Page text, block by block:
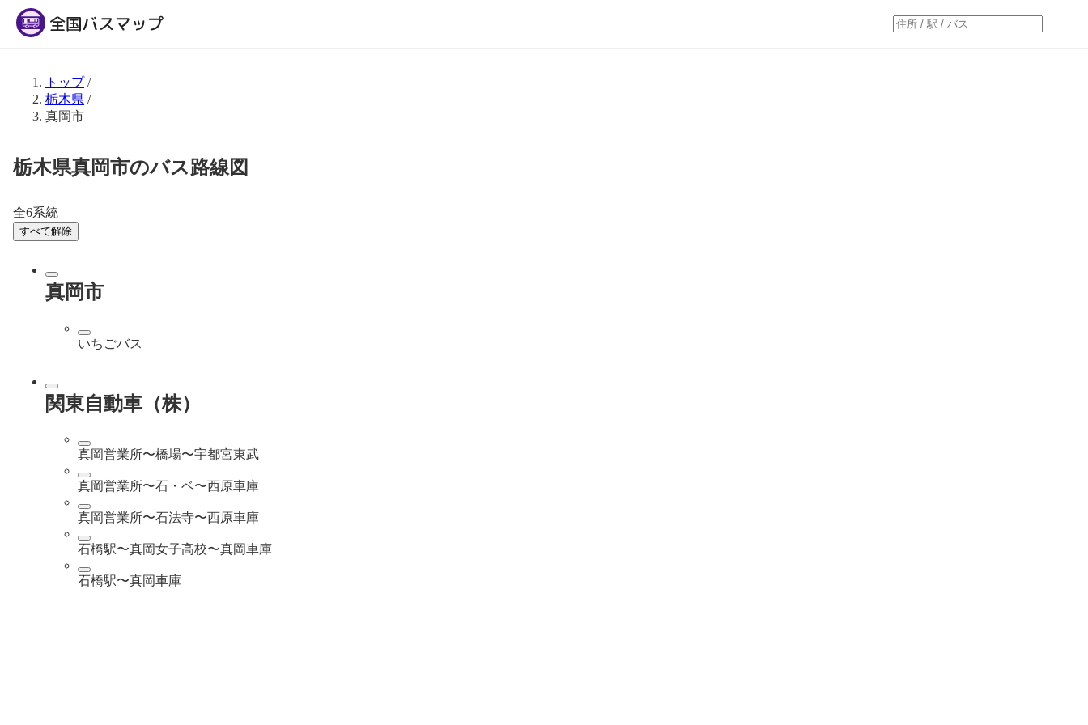
トップ/
栃木県 /
真岡市
栃木県真岡市のバス路線図
全6系統
すべて解除
真岡市
いちごバス
関東自動車（株）
真岡営業所〜橋場〜宇都宮東武
真岡営業所〜石・ベ〜西原車庫
真岡営業所〜石法寺〜西原車庫
石橋駅〜真岡女子高校〜真岡車庫
石橋駅〜真岡車庫